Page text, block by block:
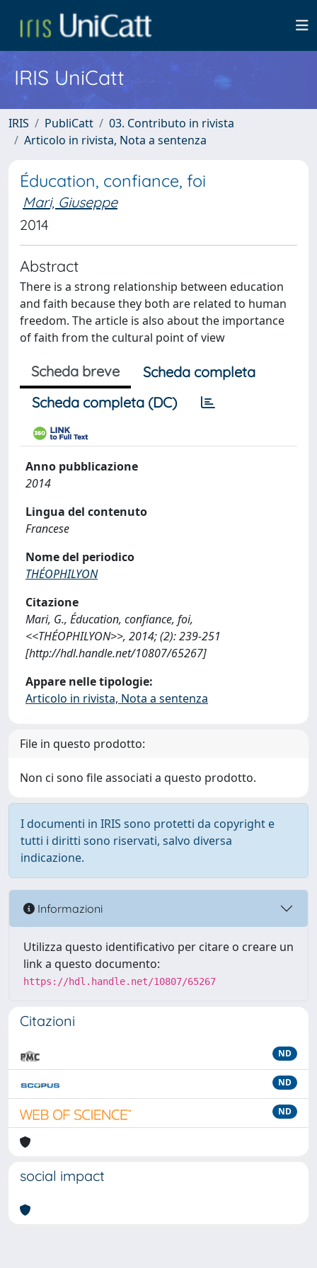
IRIS UniCatt
IRIS PubliCatt
03. Contributo in rivista
Articolo in rivista, Nota a sentenza
Éducation, confiance, foi
Mari, Giuseppe
2014
Abstract
There is a strong relationship between education
and faith because they both are related to human
freedom. The article is also about the importance
of faith from the cultural point of view
Scheda breve
Scheda completa
Scheda completa (DC)
Anno pubblicazione
2014
Lingua del contenuto
Francese
Nome del periodico
THÉOPHILYON
Citazione
Mari, G., Éducation, confiance, foi,
<<THÉOPHILYON>>, 2014; (2): 239-251
[http://hdl.handle.net/10807/65267]
Appare nelle tipologie:
Articolo in rivista, Nota a sentenza
File in questo prodotto:
Non ci sono file associati a questo prodotto.
I documenti in IRIS sono protetti da copyright e
tutti i diritti sono riservati, salvo diversa
indicazione.
Informazioni
Utilizza questo identificativo per citare o creare un
link a questo documento:
https://hdl.handle.net/10807/65267
Citazioni
ND
ND
ND
social impact